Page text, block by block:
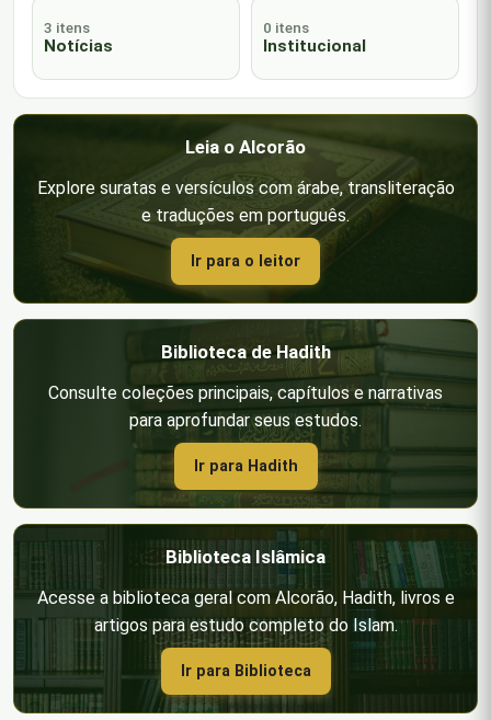
3 itens
Notícias
0 itens
Institucional
Leia o Alcorão
Explore suratas e versículos com árabe, transliteração
e traduções em português.
Ir para o leitor
Biblioteca de Hadith
Consulte coleções principais, capítulos e narrativas
para aprofundar seus estudos.
Ir para Hadith
Biblioteca Islâmica
Acesse a biblioteca geral com Alcorão, Hadith, livros e
artigos para estudo completo do Islam.
Ir para Biblioteca